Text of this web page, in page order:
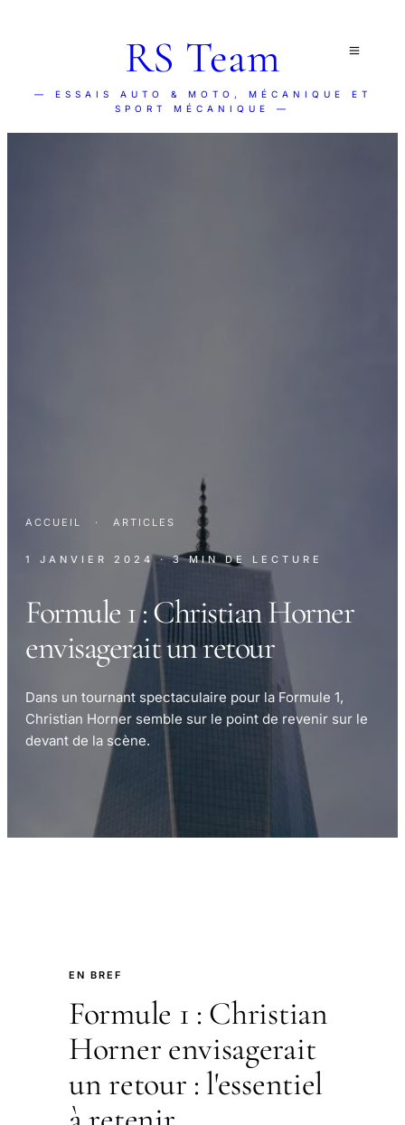
RS Team
— ESSAIS AUTO & MOTO, MÉCANIQUE ET
SPORT MÉCANIQUE —
ACCUEIL · ARTICLES
1 JANVIER 2024 · 3 MIN DE LECTURE
Formule 1 : Christian Horner
envisagerait un retour
Dans un tournant spectaculaire pour la Formule 1,
Christian Horner semble sur le point de revenir sur le
devant de la scène.
EN BREF
Formule 1 : Christian
Horner envisagerait
un retour : l'essentiel